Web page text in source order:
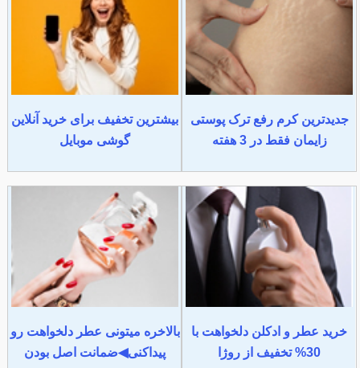
جدیدترین کرم رفع ترک پوستی
زایمان فقط در 3 هفته
بیشترین تخفیف برای خرید آنلاین
گوشی موبایل
خرید عطر و ادکلن دلخواهت با
30% تخفیف از روژا
بالاخره میتونی عطر دلخواهت رو
پیداکنی◀ضمانت اصل بودن